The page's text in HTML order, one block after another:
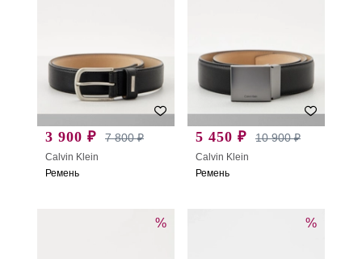
3 900 ₽ 7 800 ₽
Calvin Klein
Ремень
5 450 ₽ 10 900 ₽
Calvin Klein
Ремень
% %